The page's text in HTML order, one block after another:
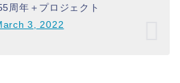
周年＋プロジェクト
3, 2022